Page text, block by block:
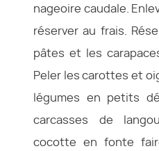
nageoire caudale.
réserver au frais.
pâtes et les
Peler les carottes et
légumes en petits
carcasses de
cocotte en fonte